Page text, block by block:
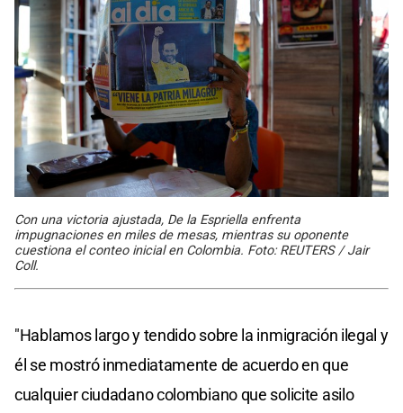
Con una victoria ajustada, De la Espriella enfrenta
impugnaciones en miles de mesas, mientras su oponente
cuestiona el conteo inicial en Colombia. Foto: REUTERS / Jair
Coll.
"Hablamos largo y tendido sobre la inmigración ilegal y
él se mostró inmediatamente de acuerdo en que
cualquier ciudadano colombiano que solicite asilo